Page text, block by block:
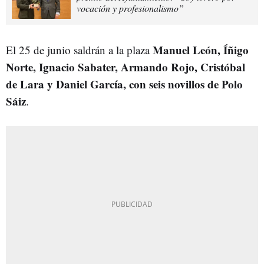
vocación y profesionalismo”
El 25 de junio saldrán a la plazaManuel León, Íñigo
Norte, Ignacio Sabater, Armando Rojo, Cristóbal
de Lara y Daniel García, con seis novillos de Polo
Sáiz.